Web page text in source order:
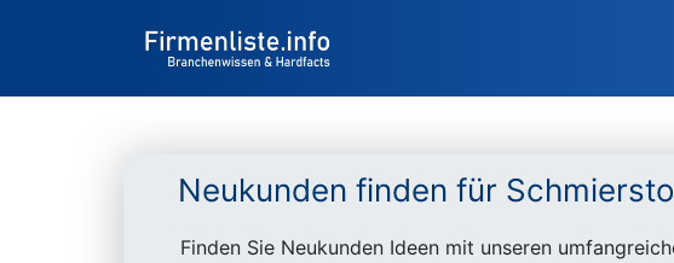
Neukunden finden für
Finden Sie Neukunden Ideen mit unseren